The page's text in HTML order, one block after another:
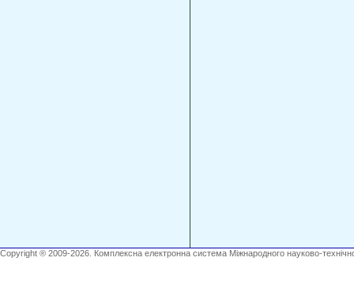
Copyright ® 2009-2026. Комплексна електронна система Міжнародного науково-